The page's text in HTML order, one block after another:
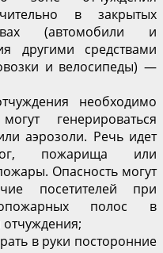
в закрытых
(автомобили и
другими средствами
и велосипеды) —
необходимо
генерироваться
аэрозоли. Речь идет
пожарища или
Опасность могут
посетителей при
полос в
в руки посторонние